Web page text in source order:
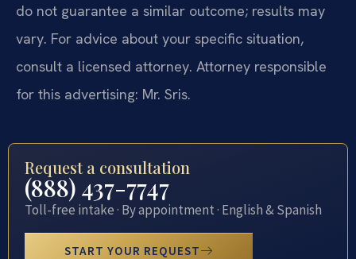
do not guarantee a similar outcome; results may
vary. For advice about your specific situation,
consult a licensed attorney. Attorney responsible
for this advertising: Mr. Sris.
Request a consultation
(888) 437-7747
Toll-free intake · By appointment · English & Spanish
START YOUR REQUEST